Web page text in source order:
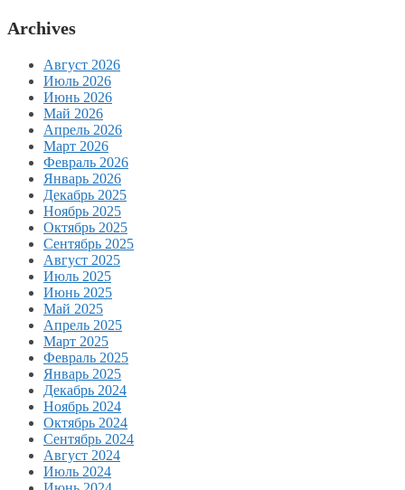
Archives
Август 2026
Июль 2026
Июнь 2026
Май 2026
Апрель 2026
Март 2026
Февраль 2026
Январь 2026
Декабрь 2025
Ноябрь 2025
Октябрь 2025
Сентябрь 2025
Август 2025
Июль 2025
Июнь 2025
Май 2025
Апрель 2025
Март 2025
Февраль 2025
Январь 2025
Декабрь 2024
Ноябрь 2024
Октябрь 2024
Сентябрь 2024
Август 2024
Июль 2024